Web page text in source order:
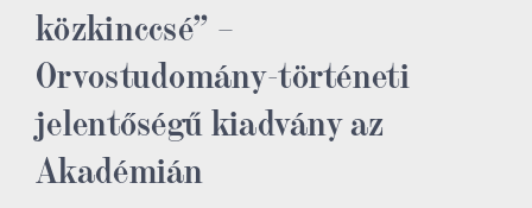
közkinccsé” –
Orvostudomány-történeti
jelentőségű kiadvány az
Akadémián